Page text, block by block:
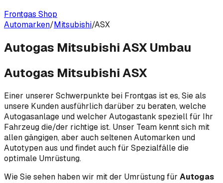
Frontgas Shop
Automarken/Mitsubishi/ASX
Autogas Mitsubishi ASX Umbau
Autogas Mitsubishi ASX
Einer unserer Schwerpunkte bei Frontgas ist es, Sie als
unsere Kunden ausführlich darüber zu beraten, welche
Autogasanlage und welcher Autogastank speziell für Ihr
Fahrzeug die/der richtige ist. Unser Team kennt sich mit
allen gängigen, aber auch seltenen Automarken und
Autotypen aus und findet auch für Spezialfälle die
optimale Umrüstung.
Wie Sie sehen haben wir mit der Umrüstung für Autogas